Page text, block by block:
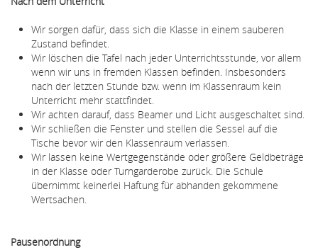
Wir sorgen dafür, dass sich die Klasse in einem sauberen
Zustand befindet.
Wir löschen die Tafel nach jeder Unterrichtsstunde, vor allem
wenn wir uns in fremden Klassen befinden. Insbesonders
nach der letzten Stunde bzw. wenn im Klassenraum kein
Unterricht mehr stattfindet.
Wir achten darauf, dass Beamer und Licht ausgeschaltet sind.
Wir schließen die Fenster und stellen die Sessel auf die
Tische bevor wir den Klassenraum verlassen.
Wir lassen keine Wertgegenstände oder größere Geldbeträge
in der Klasse oder Turngarderobe zurück. Die Schule
übernimmt keinerlei Haftung für abhanden gekommene
Wertsachen.
Pausenordnung